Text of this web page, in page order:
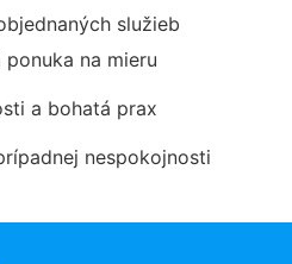
služieb
na mieru
a bohatá prax
nespokojnosti